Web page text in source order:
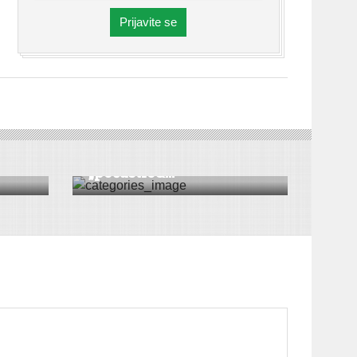
Prijavite se
DRUŠTVO|VESTI|RUMA
„počastio&...